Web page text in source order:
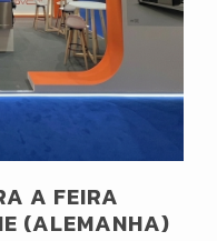
A FEIRA
(ALEMANHA)